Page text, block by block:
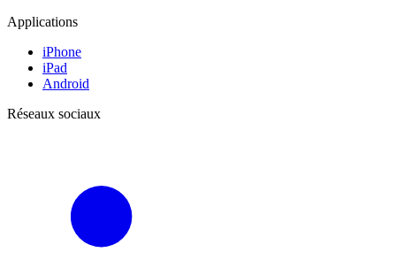
Applications
iPhone
iPad
Android
Réseaux sociaux